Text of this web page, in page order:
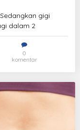
gigi
dalam 2
0
komentar